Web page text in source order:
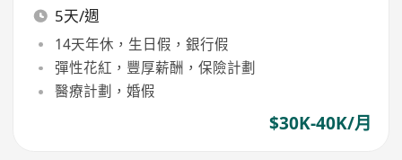
5天/週
14天年休，生日假，銀行假
彈性花紅，豐厚薪酬，保險計劃
醫療計劃，婚假
$30K-40K/月